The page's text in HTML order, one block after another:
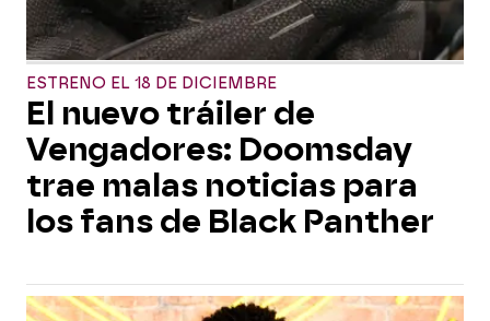
ESTRENO EL 18 DE DICIEMBRE
El nuevo tráiler de
Vengadores: Doomsday
trae malas noticias para
los fans de Black Panther